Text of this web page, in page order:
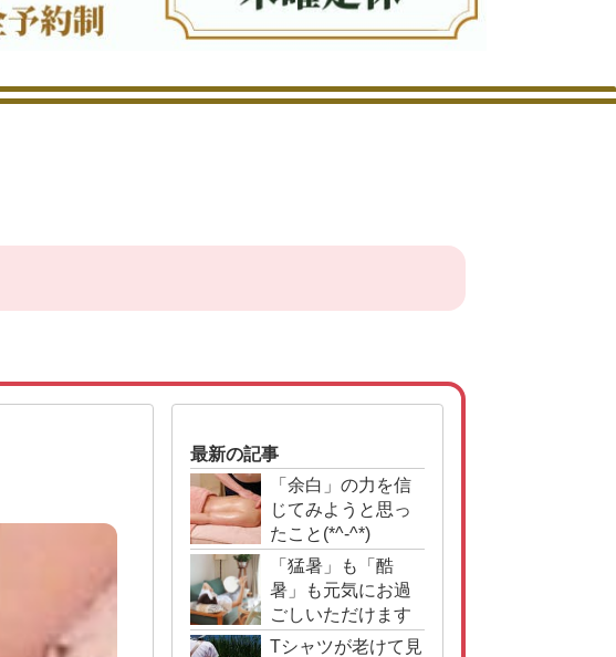
最新の記事
「余白」の力を信
じてみようと思っ
たこと(*^-^*)
「猛暑」も「酷
暑」も元気にお過
ごしいただけます
ように(^^)/
Tシャツが老けて見